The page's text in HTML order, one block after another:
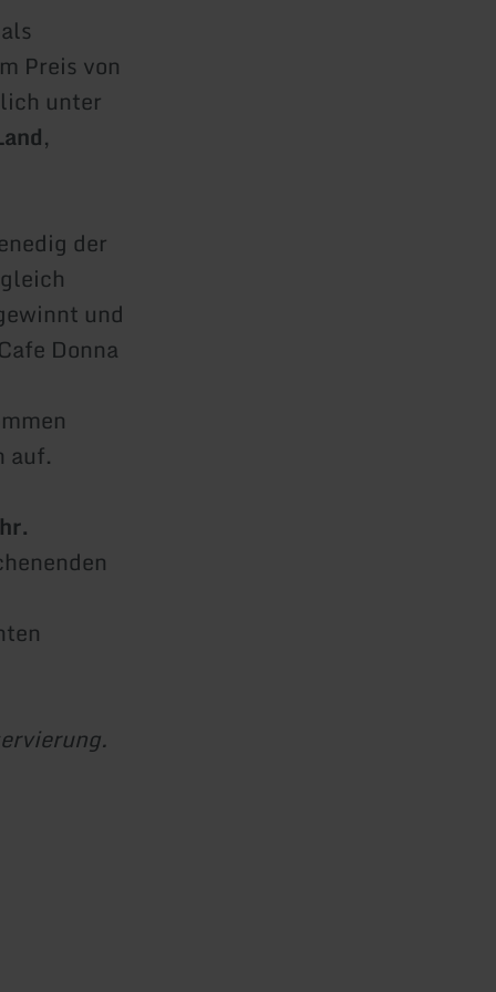
Preis von
unter
,
der
und
Donna
auf.